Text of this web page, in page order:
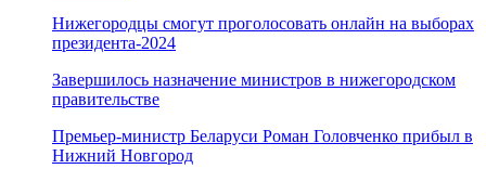
Нижегородцы смогут проголосовать онлайн на выборах
президента-2024
Завершилось назначение министров в нижегородском
правительстве
Премьер-министр Беларуси Роман Головченко прибыл в
Нижний Новгород